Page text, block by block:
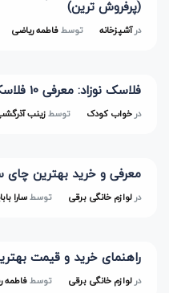
(پرفروش ترین)
درآشپزخانه توسطفاطمه ریاضی
فلاسک نوزاد: معرفی 10 فلاسک کودک برتر برای نوزادان
در خواب کودک توسطزینب
معرفی و خرید بهترین
در لوازم خانگی برقی توسطسارا
راهنمای خرید و قیمت
در لوازم خانگی برقی توسطفاطمه